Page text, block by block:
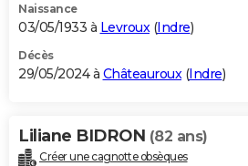
Naissance
03/05/1933 à Levroux(Indre)
Décès
29/05/2024 à Châteauroux(Indre)
Liliane BIDRON (82 ans)
Créer une cagnotte obsèques